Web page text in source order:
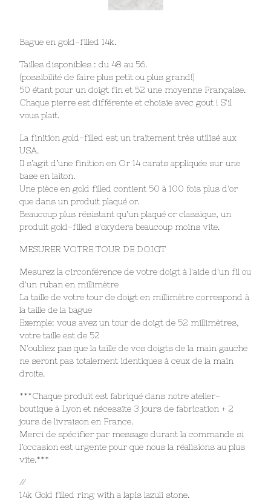
Bague en gold-filled 14k.
Tailles disponibles : du 48 au 56.
(possibilité de faire plus petit ou plus grand!)
50 étant pour un doigt fin et 52 une moyenne Française.
Chaque pierre est différente et choisie avec gout ! S'il
vous plait.
La finition gold-filled est un traitement très utilisé aux
USA.
Il s’agit d’une finition en Or 14 carats appliquée sur une
base en laiton.
Une pièce en gold filled contient 50 à 100 fois plus d'or
que dans un produit plaqué or.
Beaucoup plus résistant qu’un plaqué or classique, un
produit gold-filled s'oxydera beaucoup moins vite.
MESURER VOTRE TOUR DE DOIGT
Mesurez la circonférence de votre doigt à l'aide d'un fil ou
d'un ruban en millimètre
La taille de votre tour de doigt en millimètre correspond à
la taille de la bague
Exemple: vous avez un tour de doigt de 52 millimètres,
votre taille est de 52
N'oubliez pas que la taille de vos doigts de la main gauche
ne seront pas totalement identiques à ceux de la main
droite.
***Chaque produit est fabriqué dans notre atelier-
boutique à Lyon et nécessite 3 jours de fabrication + 2
jours de livraison en France.
Merci de spécifier par message durant la commande si
l’occasion est urgente pour que nous la réalisions au plus
vite.***
//
14k Gold filled ring with a lapis lazuli stone.